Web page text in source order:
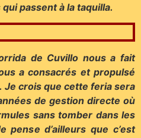
passent à la taquilla.
de Cuvillo nous a fait
a consacrés et propulsé
Je crois que cette feria sera
de gestion directe où
sans tomber dans les
pense d’ailleurs que c’est